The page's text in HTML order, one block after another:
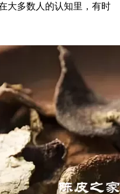
大多数人的认知里，有时